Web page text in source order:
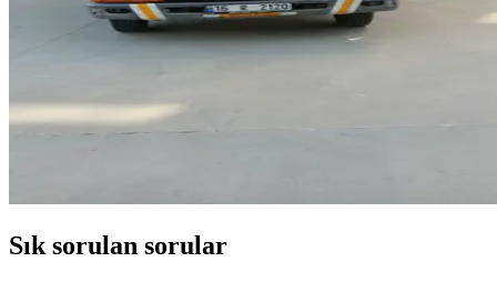
Sık sorulan sorular